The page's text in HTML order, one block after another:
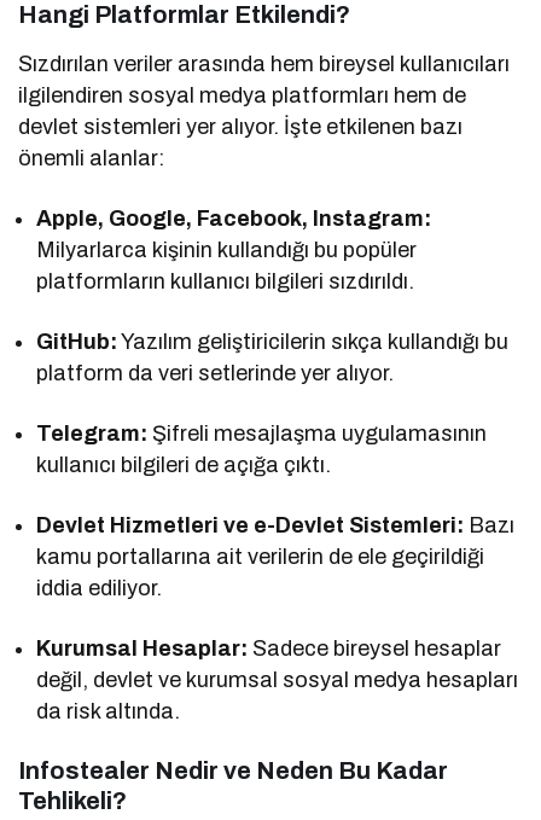
Hangi Platformlar Etkilendi?
Sızdırılan veriler arasında hem bireysel kullanıcıları
ilgilendiren sosyal medya platformları hem de
devlet sistemleri yer alıyor. İşte etkilenen bazı
önemli alanlar:
Apple, Google, Facebook, Instagram:
Milyarlarca kişinin kullandığı bu popüler
platformların kullanıcı bilgileri sızdırıldı.
GitHub: Yazılım geliştiricilerin sıkça kullandığı bu
platform da veri setlerinde yer alıyor.
Telegram: Şifreli mesajlaşma uygulamasının
kullanıcı bilgileri de açığa çıktı.
Devlet Hizmetleri ve e-Devlet Sistemleri: Bazı
kamu portallarına ait verilerin de ele geçirildiği
iddia ediliyor.
Kurumsal Hesaplar: Sadece bireysel hesaplar
değil, devlet ve kurumsal sosyal medya hesapları
da risk altında.
Infostealer Nedir ve Neden Bu Kadar
Tehlikeli?